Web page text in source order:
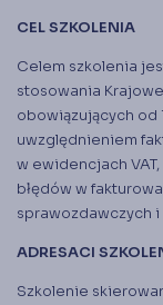
CEL SZKOLENIA
Celem szkolenia
stosowania
obowiązujących od
uwzględnieniem
w ewidencjach
błędów w
sprawozdawczych
ADRESACI
Szkolenie